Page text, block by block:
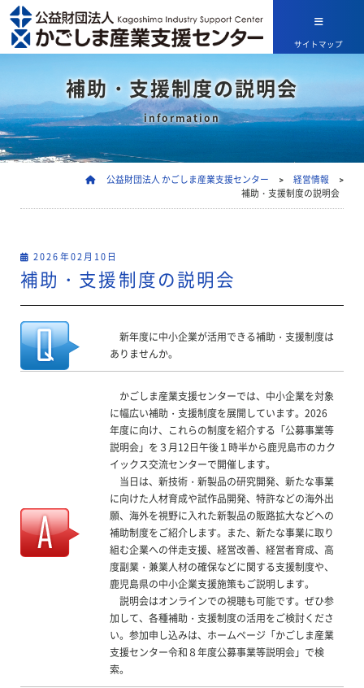
サイトマップ
補助・支援制度の説明会
information
公益財団法人 かごしま産業支援センター > 経営情報
>
補助・支援制度の説明会
2026年02月10日
補助・支援制度の説明会
新年度に中小企業が活用できる補助・支援制度は
ありませんか。
かごしま産業支援センターでは、中小企業を対象
に幅広い補助・支援制度を展開しています。2026
年度に向け、これらの制度を紹介する「公募事業等
説明会」を３月12日午後１時半から鹿児島市のカク
イックス交流センターで開催します。
当日は、新技術・新製品の研究開発、新たな事業
に向けた人材育成や試作品開発、特許などの海外出
願、海外を視野に入れた新製品の販路拡大などへの
補助制度をご紹介します。また、新たな事業に取り
組む企業への伴走支援、経営改善、経営者育成、高
度副業・兼業人材の確保などに関する支援制度や、
鹿児島県の中小企業支援施策もご説明します。
説明会はオンラインでの視聴も可能です。ぜひ参
加して、各種補助・支援制度の活用をご検討くださ
い。参加申し込みは、ホームページ「かごしま産業
支援センター令和８年度公募事業等説明会」で検
索。